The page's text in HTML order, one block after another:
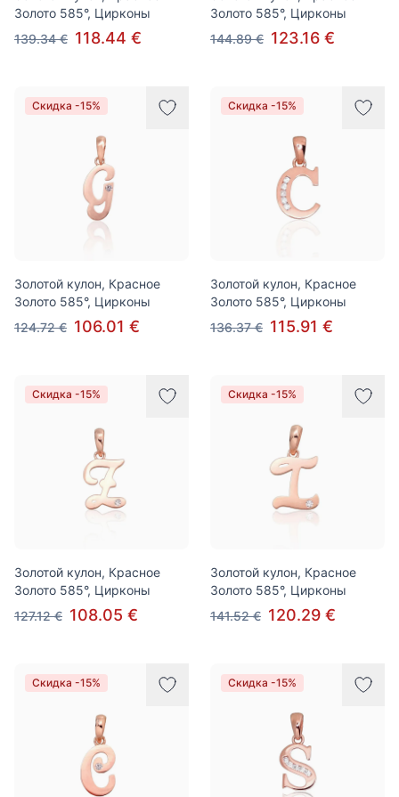
Золото 585°, Цирконы
139.34 € 118.44 €
Золото 585°, Цирконы
144.89 € 123.16 €
Скидка -15%
Золотой кулон, Красное
Золото 585°, Цирконы
124.72 € 106.01 €
Скидка -15%
Золотой кулон, Красное
Золото 585°, Цирконы
136.37 € 115.91 €
Скидка -15%
Золотой кулон, Красное
Золото 585°, Цирконы
127.12 € 108.05 €
Скидка -15%
Золотой кулон, Красное
Золото 585°, Цирконы
141.52 € 120.29 €
Скидка -15% Скидка -15%